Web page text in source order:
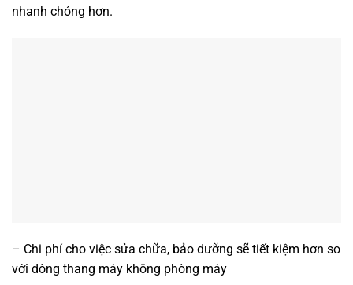
nhanh chóng hơn.
– Chi phí cho việc sửa chữa, bảo dưỡng sẽ tiết kiệm hơn so
với dòng thang máy không phòng máy